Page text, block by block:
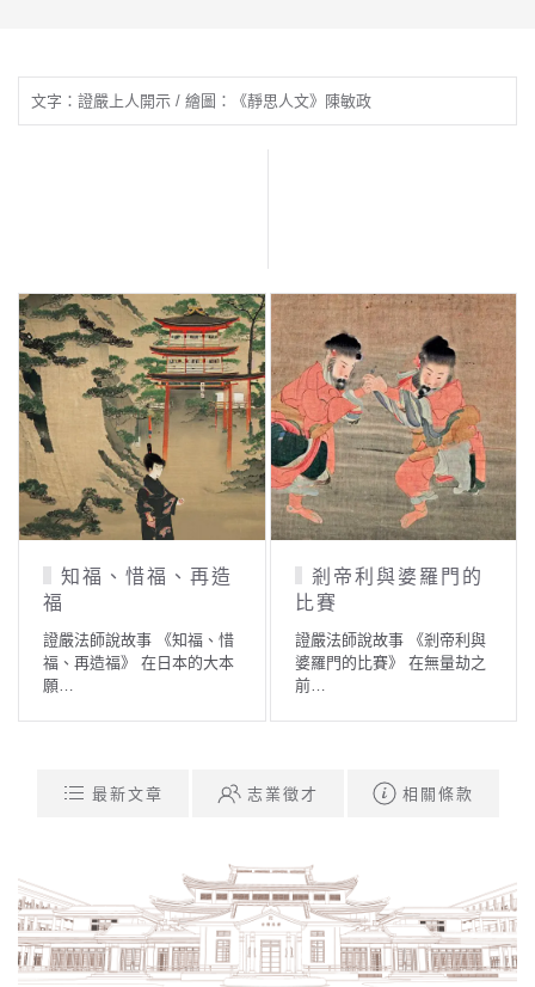
文字：證嚴上人開示 / 繪圖：《靜思人文》陳敏政
知福、惜福、再造
福
證嚴法師說故事 《知福、惜
福、再造福》 在日本的大本
願…
剎帝利與婆羅門的
比賽
證嚴法師說故事 《剎帝利與
婆羅門的比賽》 在無量劫之
前…
最新文章 志業徵才 相關條款